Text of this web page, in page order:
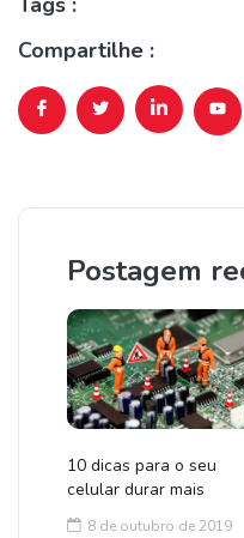
Postagem
10 dicas para o seu
celular durar mais
8 de outubro de 2019
Compartilhe :